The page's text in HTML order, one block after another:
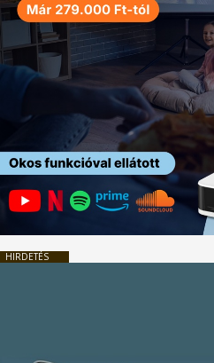
HIRDETÉS